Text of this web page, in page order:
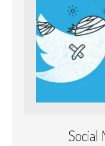
Social